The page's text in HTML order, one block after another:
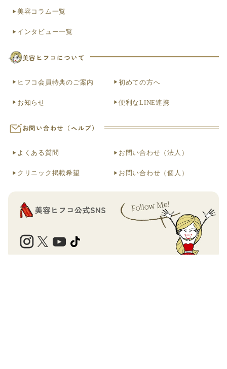
美容コラム一覧
インタビュー一覧
美容ヒフコについて
ヒフコ会員特典のご案内
お知らせ
初めての方へ
便利なLINE連携
お問い合わせ（ヘルプ）
よくある質問
クリニック掲載希望
お問い合わせ（法人）
お問い合わせ（個人）